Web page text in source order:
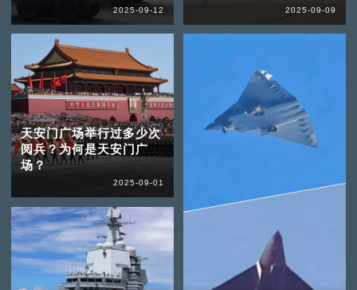
2025-09-12 2025-09-09
天安门广场举行过多少次
阅兵？为何是天安门广
场？
2025-09-01